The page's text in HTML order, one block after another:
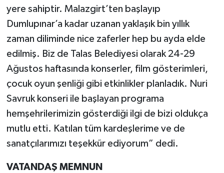
yere sahiptir. Malazgirt’ten başlayıp
Dumlupınar’a kadar uzanan yaklaşık bin yıllık
zaman diliminde nice zaferler hep bu ayda elde
edilmiş. Biz de Talas Belediyesi olarak 24-29
Ağustos haftasında konserler, film gösterimleri,
çocuk oyun şenliği gibi etkinlikler planladık. Nuri
Savruk konseri ile başlayan programa
hemşehrilerimizin gösterdiği ilgi de bizi oldukça
mutlu etti. Katılan tüm kardeşlerime ve de
sanatçılarımızı teşekkür ediyorum” dedi.
VATANDAŞ MEMNUN